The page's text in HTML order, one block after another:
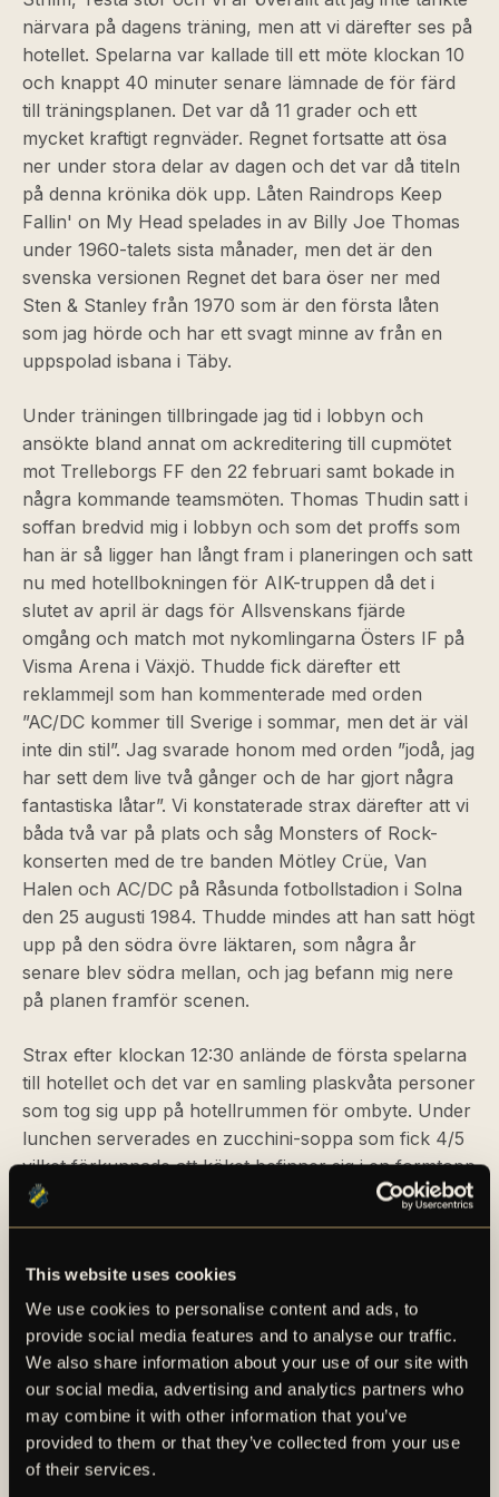
This website uses cookies
We use cookies to personalise content and ads, to
provide social media features and to analyse our traffic.
We also share information about your use of our site with
our social media, advertising and analytics partners who
may combine it with other information that you’ve
provided to them or that they’ve collected from your use
of their services.
närvara på dagens träning, men att vi därefter ses på
hotellet. Spelarna var kallade till ett möte klockan 10
och knappt 40 minuter senare lämnade de för färd
till träningsplanen. Det var då 11 grader och ett
mycket kraftigt regnväder. Regnet fortsatte att ösa
ner under stora delar av dagen och det var då titeln
på denna krönika dök upp. Låten Raindrops Keep
Fallin' on My Head spelades in av Billy Joe Thomas
under 1960-talets sista månader, men det är den
svenska versionen Regnet det bara öser ner med
Sten & Stanley från 1970 som är den första låten
som jag hörde och har ett svagt minne av från en
uppspolad isbana i Täby.
Under träningen tillbringade jag tid i lobbyn och
ansökte bland annat om ackreditering till cupmötet
mot Trelleborgs FF den 22 februari samt bokade in
några kommande teamsmöten. Thomas Thudin satt i
soffan bredvid mig i lobbyn och som det proffs som
han är så ligger han långt fram i planeringen och satt
nu med hotellbokningen för AIK-truppen då det i
slutet av april är dags för Allsvenskans fjärde
omgång och match mot nykomlingarna Östers IF på
Visma Arena i Växjö. Thudde fick därefter ett
reklammejl som han kommenterade med orden
”AC/DC kommer till Sverige i sommar, men det är väl
inte din stil”. Jag svarade honom med orden ”jodå, jag
har sett dem live två gånger och de har gjort några
fantastiska låtar”. Vi konstaterade strax därefter att vi
båda två var på plats och såg Monsters of Rock-
konserten med de tre banden Mötley Crüe, Van
Halen och AC/DC på Råsunda fotbollstadion i Solna
den 25 augusti 1984. Thudde mindes att han satt högt
upp på den södra övre läktaren, som några år
senare blev södra mellan, och jag befann mig nere
på planen framför scenen.
Strax efter klockan 12:30 anlände de första spelarna
till hotellet och det var en samling plaskvåta personer
som tog sig upp på hotellrummen för ombyte. Under
lunchen serverades en zucchini-soppa som fick 4/5
vilket förkunnade att köket befinner sig i en formtopp
där de tre senaste sopporna noterat 13 av 15 möjliga
poäng. I like it. Efter lunchen var ett gäng
Aroko Humphrey Omondi satte sig med Samuel
Levander från Fotboll Sthlm, John Guidetti pratade
med Fotbollskanalens Andréas Sundberg och de två
poddarna Testa stör och Vi är överallt hade Mads
Thychosen, Victor Andersson och Andreas Redkin
som gäster.
Det regnade fortsatt rejält under merparten av